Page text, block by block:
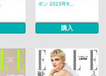
ポン 2023年6...
購入